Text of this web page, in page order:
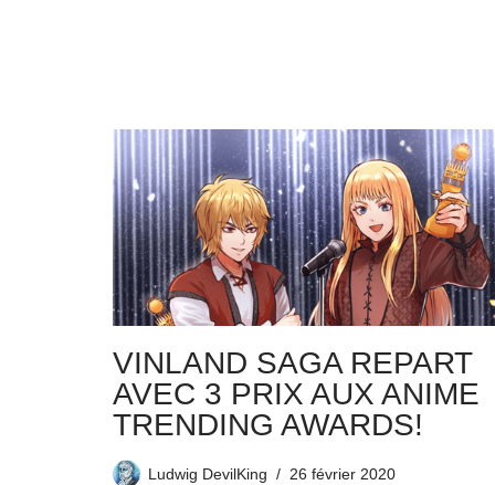
VINLAND SAGA REPART
AVEC 3 PRIX AUX ANIME
TRENDING AWARDS!
Ludwig DevilKing 26 février 2020